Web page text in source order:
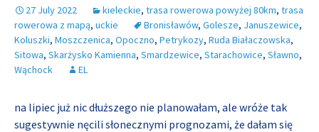
27 July 2022 kieleckie, trasa rowerowa powyżej 80km, trasa
rowerowa z mapą, uckie Bronisławów, Golesze, Januszewice,
Koluszki, Moszczenica, Opoczno, Petrykozy, Ruda Białaczowska,
Sitowa, Skarżysko Kamienna, Smardzewice, Starachowice, Sławno,
Wąchock
EL
na lipiec już nic dłuższego nie planowałam, ale wróże tak
sugestywnie nęcili słonecznymi prognozami, że dałam się